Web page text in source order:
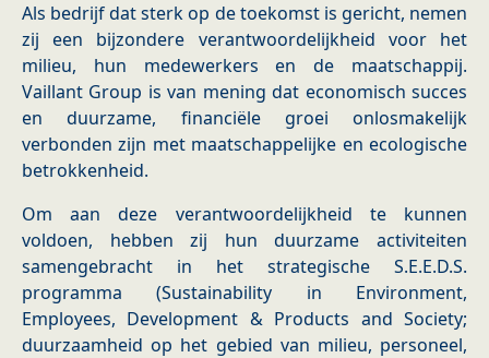
Als bedrijf dat sterk op de toekomst is gericht, nemen
zij een bijzondere verantwoordelijkheid voor het
milieu, hun medewerkers en de maatschappij.
Vaillant Group is van mening dat economisch succes
en duurzame, financiële groei onlosmakelijk
verbonden zijn met maatschappelijke en ecologische
betrokkenheid.
Om aan deze verantwoordelijkheid te kunnen
voldoen, hebben zij hun duurzame activiteiten
samengebracht in het strategische S.E.E.D.S.
programma (Sustainability in Environment,
Employees, Development & Products and Society;
duurzaamheid op het gebied van milieu, personeel,